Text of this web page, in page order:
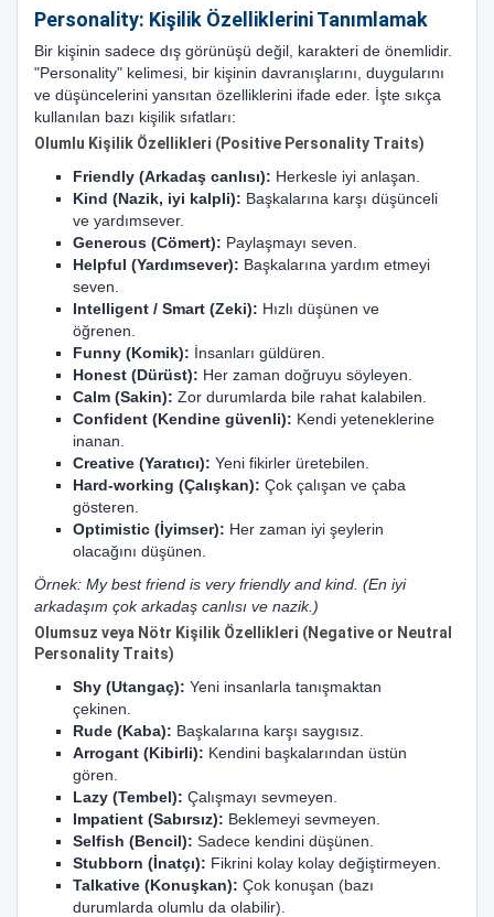
Personality: Kişilik Özelliklerini Tanımlamak
Bir kişinin sadece dış görünüşü değil, karakteri de önemlidir.
"Personality" kelimesi, bir kişinin davranışlarını, duygularını
ve düşüncelerini yansıtan özelliklerini ifade eder. İşte sıkça
kullanılan bazı kişilik sıfatları:
Olumlu Kişilik Özellikleri (Positive Personality Traits)
Friendly (Arkadaş canlısı): Herkesle iyi anlaşan.
Kind (Nazik, iyi kalpli): Başkalarına karşı düşünceli
ve yardımsever.
Generous (Cömert): Paylaşmayı seven.
Helpful (Yardımsever): Başkalarına yardım etmeyi
seven.
Intelligent / Smart (Zeki): Hızlı düşünen ve
öğrenen.
Funny (Komik): İnsanları güldüren.
Honest (Dürüst): Her zaman doğruyu söyleyen.
Calm (Sakin): Zor durumlarda bile rahat kalabilen.
Confident (Kendine güvenli): Kendi yeteneklerine
inanan.
Creative (Yaratıcı): Yeni fikirler üretebilen.
Hard-working (Çalışkan): Çok çalışan ve çaba
gösteren.
Optimistic (İyimser): Her zaman iyi şeylerin
olacağını düşünen.
Örnek: My best friend is very friendly and kind. (En iyi
arkadaşım çok arkadaş canlısı ve nazik.)
Olumsuz veya Nötr Kişilik Özellikleri (Negative or Neutral
Personality Traits)
Shy (Utangaç): Yeni insanlarla tanışmaktan
çekinen.
Rude (Kaba): Başkalarına karşı saygısız.
Arrogant (Kibirli): Kendini başkalarından üstün
gören.
Lazy (Tembel): Çalışmayı sevmeyen.
Impatient (Sabırsız): Beklemeyi sevmeyen.
Selfish (Bencil): Sadece kendini düşünen.
Stubborn (İnatçı): Fikrini kolay kolay değiştirmeyen.
Talkative (Konuşkan): Çok konuşan (bazı
durumlarda olumlu da olabilir).